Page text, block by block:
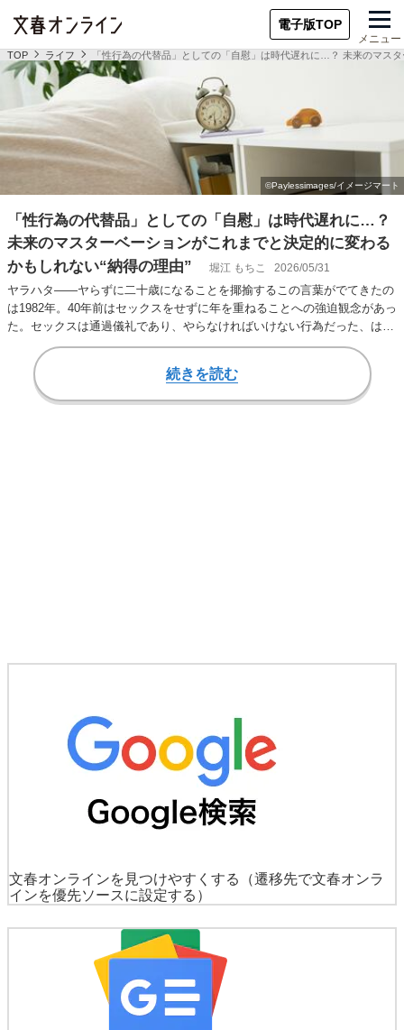
電子版TOP
メニュー
TOP ライフ 「性行為の代替品」としての「自慰」は時代遅れに…？ 未来のマス
「性行為の代替品」としての「自慰」は時代遅れに…？
未来のマスターベーションがこれまでと決定的に変わる
かもしれない“納得の理由”
堀江 もちこ 2026/05/31
ヤラハタ――ヤらずに二十歳になることを揶揄するこの言葉がでてきたの
は1982年。40年前はセックスをせずに年を重ねることへの強迫観念があっ
た。セックスは通過儀礼であり、やらなければいけない行為だった、はず
が……今は…
続きを読む
文春オンラインを見つけやすくする
（遷移先で文春オンラ
インを優先ソースに設定する）